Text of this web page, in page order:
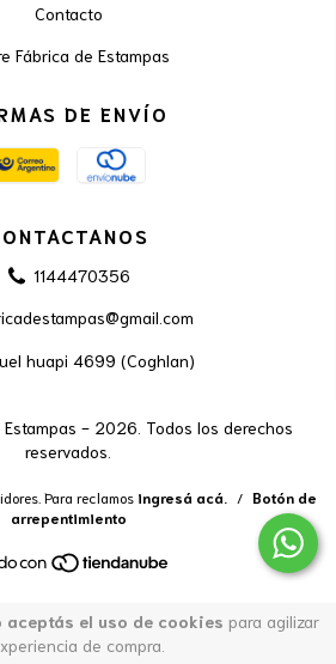
aceptás el uso de cookies para agilizar
de compra.
Contacto
Fábrica de Estampas
DE ENVÍO
1144470356
huapi 4699 (Coghlan)
- 2026. Todos los derechos
reservados.
Para reclamos ingresá acá. / Botón de
arrepentimiento